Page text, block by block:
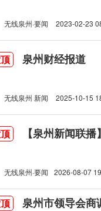
无线泉州·要闻 2023-02-23
泉州财经报道
无线泉州 新闻 2025-10-15
【泉州新闻联
无线泉州·要闻 2026-08-07
泉州市领导会商